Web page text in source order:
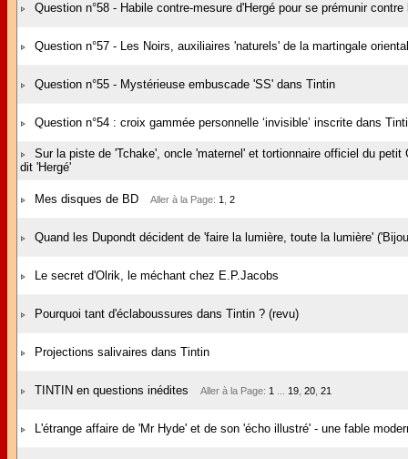
Question n°58 - Habile contre-mesure d'Hergé pour se prémunir contre
Question n°57 - Les Noirs, auxiliaires 'naturels' de la martingale
Question n°55 - Mystérieuse embuscade 'SS' dans Tintin
Question n°54 : croix gammée personnelle ‘invisible’ inscrite dans
Sur la piste de 'Tchake', oncle 'maternel' et tortionnaire officiel du petit
dit 'Hergé'
Mes disques de BD Aller à la Page: 1 2
Quand les Dupondt décident de 'faire la lumière, toute la lumière'
Le secret d'Olrik, le méchant chez E.P.Jacobs
Pourquoi tant d'éclaboussures dans Tintin ? (revu)
Projections salivaires dans Tintin
TINTIN en questions inédites Aller à la Page: 1 19 20 21
L'étrange affaire de 'Mr Hyde' et de son 'écho illustré' - une fable